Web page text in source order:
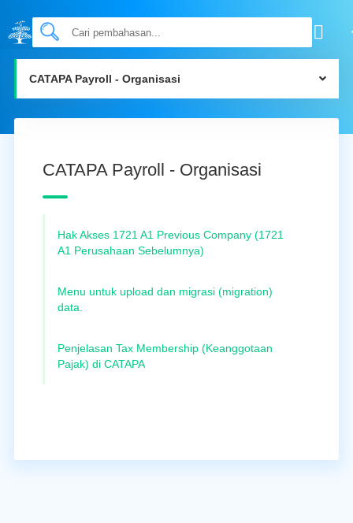
CATAPA Payroll - Organisasi
CATAPA Payroll - Organisasi
Hak Akses 1721 A1 Previous Company (1721
A1 Perusahaan Sebelumnya)
Menu untuk upload dan migrasi (migration)
data.
Penjelasan Tax Membership (Keanggotaan
Pajak) di CATAPA